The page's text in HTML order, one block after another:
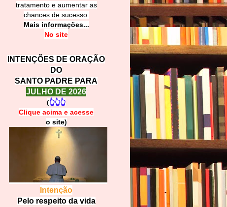
tratamento e aumentar as
chances de sucesso.
Mais informações...
No site
INTENÇÕES DE ORAÇÃO
DO
SANTO PADRE PARA
JULHO DE 2026
(👆👆👆
Clique acima e acesse
o site)
Intenção
Pelo respeito da vida